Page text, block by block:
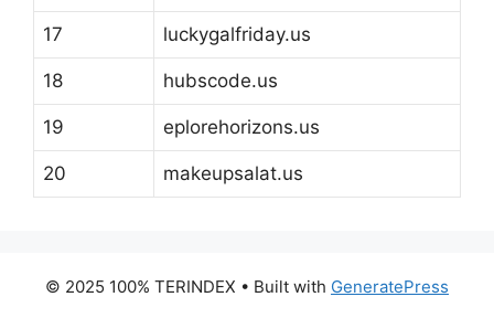
17 luckygalfriday.us
18 hubscode.us
19 eplorehorizons.us
20 makeupsalat.us
© 2025 100% TERINDEX • Built with GeneratePress